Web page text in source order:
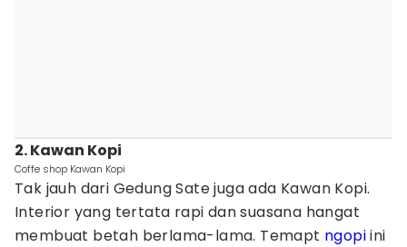
2. Kawan Kopi
Coffe shop Kawan Kopi
Tak jauh dari Gedung Sate juga ada Kawan Kopi.
Interior yang tertata rapi dan suasana hangat
membuat betah berlama-lama. Temapt ngopiini